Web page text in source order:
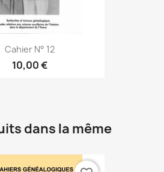
Cahier N° 12
10,00 €
dans la même